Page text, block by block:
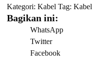
7P6G-
BA90
Kategori:Kabel Tag:Kabel
Bagikan ini:
WhatsApp
Twitter
Facebook